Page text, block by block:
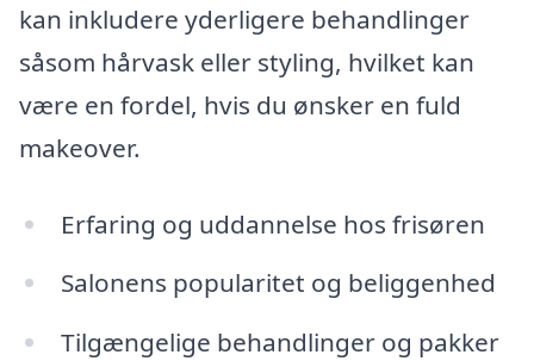
kan inkludere yderligere behandlinger
såsom hårvask eller styling, hvilket kan
være en fordel, hvis du ønsker en fuld
makeover.
Erfaring og uddannelse hos frisøren
Salonens popularitet og beliggenhed
Tilgængelige behandlinger og pakker